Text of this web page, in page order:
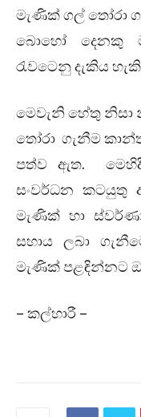
මැණික් ගල් තෝරා
බොහෝ දෙනකු
රැවටෙනු දැකිය
මෙවැනි හේතු නිසා
තෝරා ගැනීම
පත්ව ඇත.
සංවර්ධන කටයුතු
මැණික් හා
සහාය ලබා
මැණික් පළඳින්නට
– කල්හාරී –